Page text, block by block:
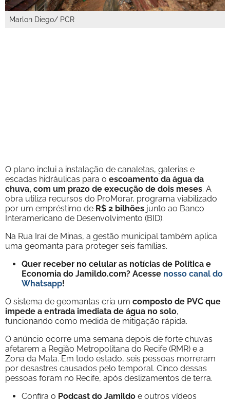
Marlon Diego/ PCR
O plano inclui a instalação de canaletas, galerias e
escadas hidráulicas para o escoamento da água da
chuva, com um prazo de execução de dois meses. A
obra utiliza recursos do ProMorar, programa viabilizado
por um empréstimo de R$ 2 bilhões junto ao Banco
Interamericano de Desenvolvimento (BID).
Na Rua Iraí de Minas, a gestão municipal também aplica
uma geomanta para proteger seis famílias.
Quer receber no celular as notícias de Política e
Economia do Jamildo.com? Acesse nosso canal do
Whatsapp!
O sistema de geomantas cria um composto de PVC que
impede a entrada imediata de água no solo,
funcionando como medida de mitigação rápida.
O anúncio ocorre uma semana depois de forte chuvas
afetarem a Região Metropolitana do Recife (RMR) e a
Zona da Mata. Em todo estado, seis pessoas morreram
por desastres causados pelo temporal. Cinco dessas
pessoas foram no Recife, após deslizamentos de terra.
Confira o Podcast do Jamildo e outros vídeos